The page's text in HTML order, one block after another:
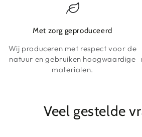
Met zorg geproduceerd
Wij produceren met respect voor de
natuur en gebruiken hoogwaardige
materialen.
Veel gestelde